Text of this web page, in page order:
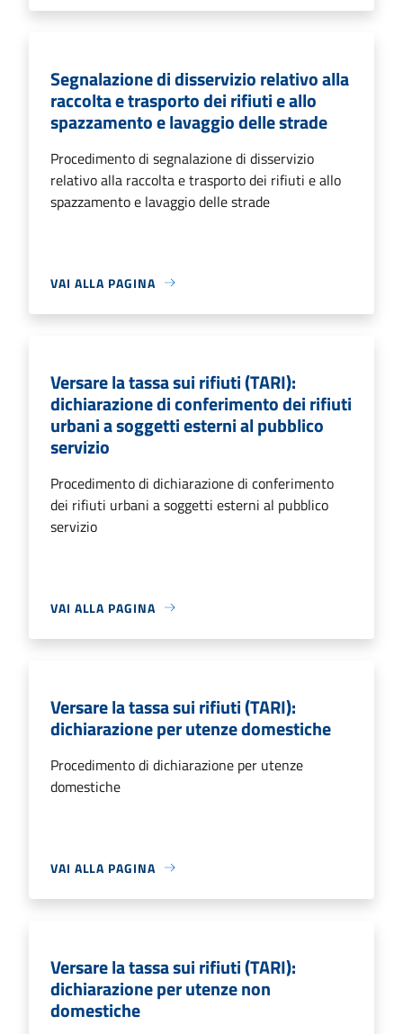
Segnalazione di disservizio relativo alla
raccolta e trasporto dei rifiuti e allo
spazzamento e lavaggio delle strade
Procedimento di segnalazione di disservizio
relativo alla raccolta e trasporto dei rifiuti e allo
spazzamento e lavaggio delle strade
VAI ALLA PAGINA
Versare la tassa sui rifiuti (TARI):
dichiarazione di conferimento dei rifiuti
urbani a soggetti esterni al pubblico
servizio
Procedimento di dichiarazione di conferimento
dei rifiuti urbani a soggetti esterni al pubblico
servizio
VAI ALLA PAGINA
Versare la tassa sui rifiuti (TARI):
dichiarazione per utenze domestiche
Procedimento di dichiarazione per utenze
domestiche
VAI ALLA PAGINA
Versare la tassa sui rifiuti (TARI):
dichiarazione per utenze non
domestiche